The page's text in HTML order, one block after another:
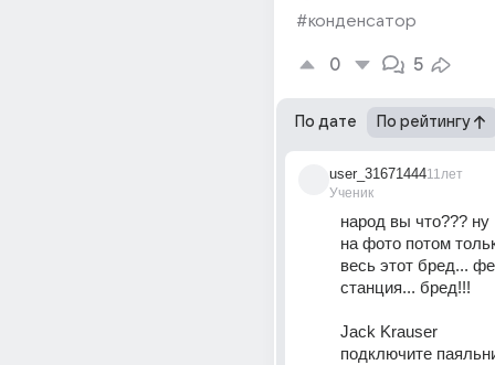
#конденсатор
0 5
По дате По рейтингу
user_31671444
Ученик
11лет
народ вы что??? ну
на фото потом
весь этот бред...
станция... бред!!!
Jack Krauser
подключите